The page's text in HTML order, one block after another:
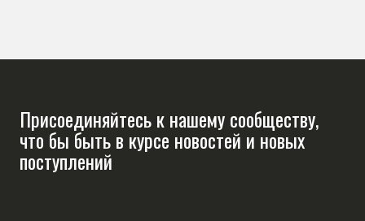
Присоединяйтесь к нашему сообществу,
что бы быть в курсе новостей и новых
поступлений